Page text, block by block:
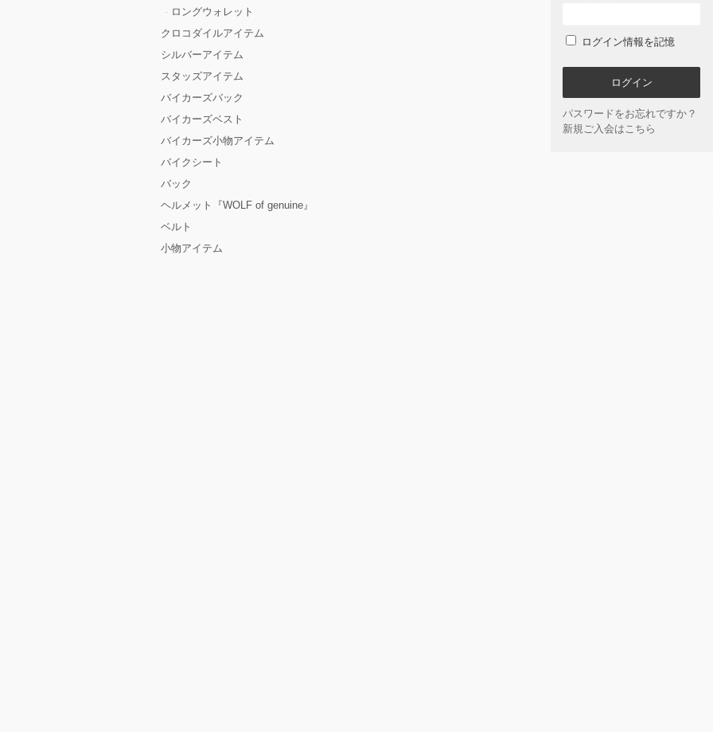
ロングウォレット
クロコダイルアイテム
シルバーアイテム
スタッズアイテム
バイカーズバック
バイカーズベスト
バイカーズ小物アイテム
バイクシート
バック
ヘルメット『WOLF of genuine』
ベルト
小物アイテム
ログイン情報を記憶
パスワードをお忘れですか？
新規ご入会はこちら